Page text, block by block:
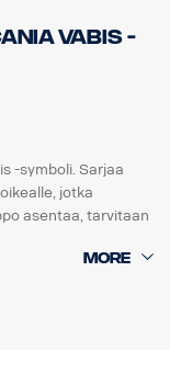
Vabis -
-symboli. Sarjaa
jotka
asentaa, tarvitaan